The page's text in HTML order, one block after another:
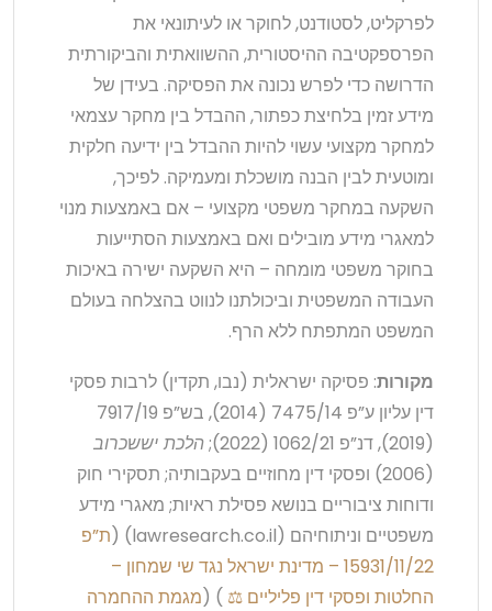
לפרקליט, לסטודנט, לחוקר או לעיתונאי את
הפרספקטיבה ההיסטורית, ההשוואתית והביקורתית
הדרושה כדי לפרש נכונה את הפסיקה. בעידן של
מידע זמין בלחיצת כפתור, ההבדל בין מחקר עצמאי
למחקר מקצועי עשוי להיות ההבדל בין ידיעה חלקית
ומוטעית לבין הבנה מושכלת ומעמיקה. לפיכך,
השקעה במחקר משפטי מקצועי – אם באמצעות מנוי
למאגרי מידע מובילים ואם באמצעות הסתייעות
בחוקר משפטי מומחה – היא השקעה ישירה באיכות
העבודה המשפטית וביכולתנו לנווט בהצלחה בעולם
המשפט המתפתח ללא הרף.
מקורות: פסיקה ישראלית (נבו, תקדין) לרבות פסקי
דין עליון ע”פ 7475/14 (2014), בש”פ 7917/19
(2019), דנ”פ 1062/21 (2022);
הלכת יששכרוב
(2006) ופסקי דין מחוזיים בעקבותיה; תסקירי חוק
ודוחות ציבוריים בנושא פסילת ראיות; מאגרי מידע
משפטיים וניתוחיהם (lawresearch.co.il) (
ת”פ
15931/11/22 – מדינת ישראל נגד שי שמחון –
החלטות ופסקי דין פליליים ⚖️ ) (מגמת ההחמרה